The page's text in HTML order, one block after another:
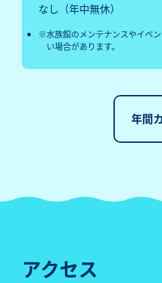
なし（年中無休）
水族館のメンテナンスやイベ
い場合があります。
年間
アクセス